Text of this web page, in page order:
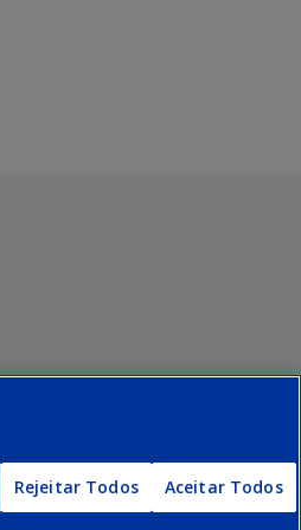
Rejeitar Todos Aceitar Todos